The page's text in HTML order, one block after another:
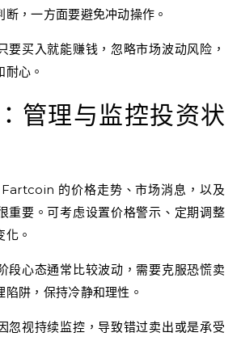
断，一方面要避免冲动操作。
要买入就能赚钱，忽略市场波动风险，
心。
管理与监控投资状
的价格走势、市场消息，以及
重要。可考虑设置价格警示、定期调整
。
段心态通常比较波动，需要克服恐慌卖
阱，保持冷静和理性。
忽视持续监控，导致错过卖出或是承受